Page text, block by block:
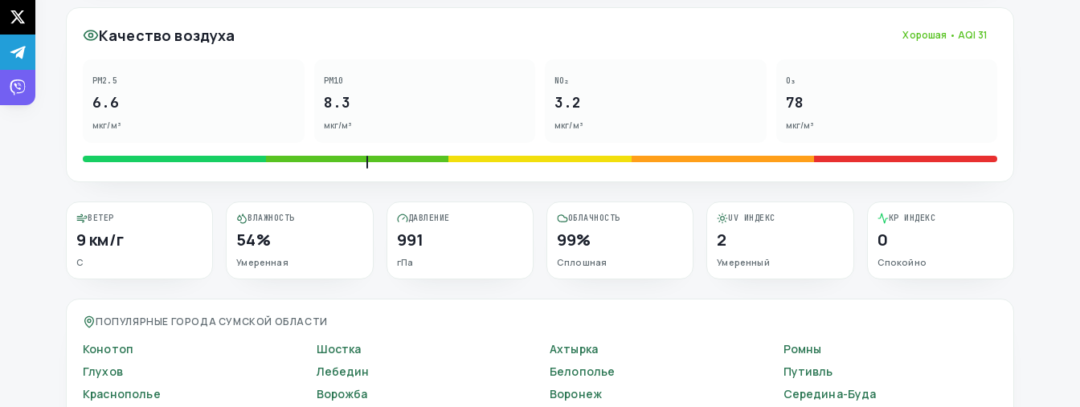
Качество воздуха Хорошая • AQI 31
PM2.5
6.6
мкг/м³
PM10
8.3
мкг/м³
NO₂
3.2
мкг/м³
O₃
78
мкг/м³
ВЕТЕР
9 км/г
С
ВЛАЖНОСТЬ
54%
Умеренная
ДАВЛЕНИЕ
991
гПа
ОБЛАЧНОСТЬ
99%
Сплошная
UV ИНДЕКС
2
Умеренный
KP ИНДЕКС
0
Спокойно
ПОПУЛЯРНЫЕ ГОРОДА СУМСКОЙ ОБЛАСТИ
Конотоп Шостка Ахтырка
Ромны
Глухов
Лебедин Белополье
Путивль
Краснополье
Ворожба Воронеж
Середина-Буда